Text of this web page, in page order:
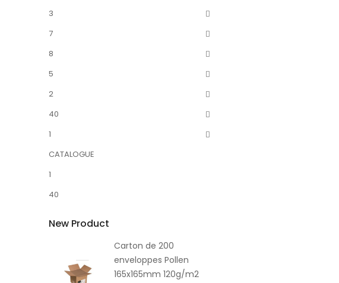
3
7
8
5
2
40
1
CATALOGUE
1
40
New Product
Carton de 200
enveloppes Pollen
165x165mm 120g/m2